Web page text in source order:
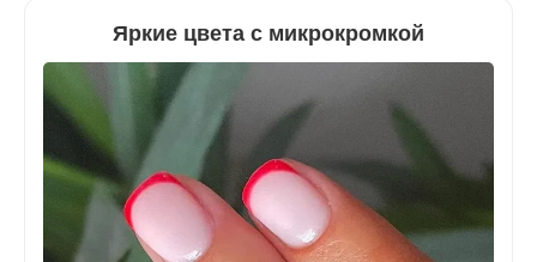
Яркие цвета с микрокромкой